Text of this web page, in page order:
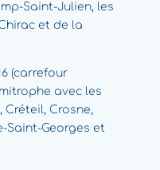
Saint-Julien, les
et de la
(carrefour
avec les
Créteil, Crosne,
Saint-Georges et